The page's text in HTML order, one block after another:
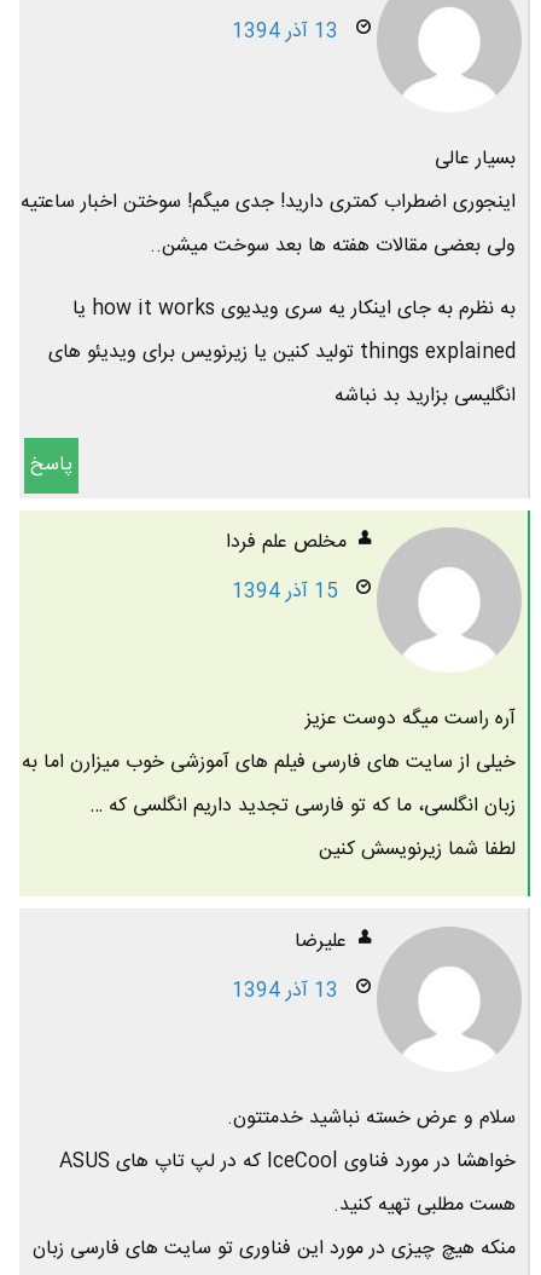
13 آذر 1394
بسیار عالی
اینجوری اضطراب کمتری دارید! جدی میگم! سوختن اخبار ساعتیه
ولی بعضی مقالات هفته ها بعد سوخت میشن..
به نظرم به جای اینکار یه سری ویدیوی how it works یا
things explained تولید کنین یا زیرنویس برای ویدیئو های
انگلیسی بزارید بد نباشه
پاسخ
مخلص علم فردا
15 آذر 1394
آره راست میگه دوست عزیز
خیلی از سایت های فارسی فیلم های آموزشی خوب میزارن اما به
زبان انگلسی، ما که تو فارسی تجدید داریم انگلسی که …
لطفا شما زیرنویسش کنین
علیرضا
13 آذر 1394
سلام و عرض خسته نباشید خدمتتون.
خواهشا در مورد فناوی IceCool که در لپ تاپ های ASUS
هست مطلبی تهیه کنید.
منکه هیچ چیزی در مورد این فناوری تو سایت های فارسی زبان